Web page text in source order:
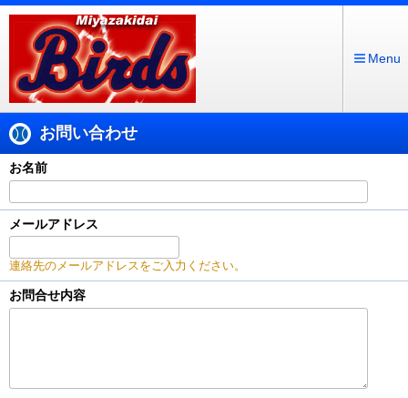
Menu
お問い合わせ
お名前
メールアドレス
連絡先のメールアドレスをご入力ください。
お問合せ内容